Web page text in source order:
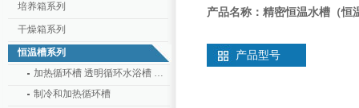
培养箱系列
干燥箱系列
恒温槽系列
加热循环槽 透明循环水浴槽 恒温循环槽
制冷和加热循环槽
产品名称：精密恒温水槽（恒
产品型号